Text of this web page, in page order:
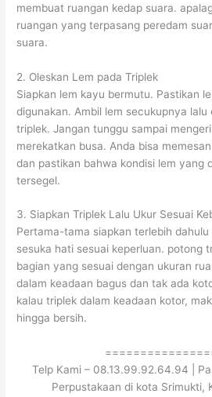
membuat ruangan kedap suara.
ruangan yang terpasang peredam
suara.
2. Oleskan Lem pada Triplek
Siapkan lem kayu bermutu. Pastikan
digunakan. Ambil lem secukupnya lalu
triplek. Jangan tunggu sampai
merekatkan busa. Anda bisa
dan pastikan bahwa kondisi lem yang
tersegel.
3. Siapkan Triplek Lalu Ukur Sesuai
Pertama-tama siapkan terlebih
sesuka hati sesuai keperluan. potong
bagian yang sesuai dengan ukuran
dalam keadaan bagus dan tak ada
kalau triplek dalam keadaan kotor,
hingga bersih.
Telp Kami – 08.13.99.92.64.94 |
Perpustakaan di kota Srimukti,